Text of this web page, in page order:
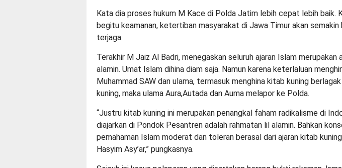
Kata dia proses hukum M Kace di Polda Jatim lebih cepat lebih baik.
begitu keamanan, ketertiban masyarakat di Jawa Timur akan semakin
terjaga.
Terakhir M Jaiz Al Badri, menegaskan seluruh ajaran Islam merupakan
alamin. Umat Islam dihina diam saja. Namun karena keterlaluan
Muhammad SAW dan ulama, termasuk menghina kitab kuning
kuning, maka ulama Aura,Autada dan Auma melapor ke Polda.
“Justru kitab kuning ini merupakan penangkal faham radikalisme di
diajarkan di Pondok Pesantren adalah rahmatan lil alamin. Bahkan
pemahaman Islam moderat dan toleran berasal dari ajaran kitab
Hasyim Asy’ar,” pungkasnya.